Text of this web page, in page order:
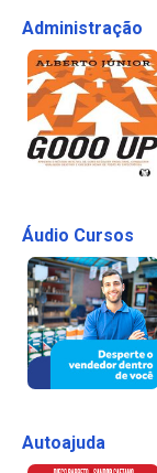
Administração
Áudio Cursos
Autoajuda